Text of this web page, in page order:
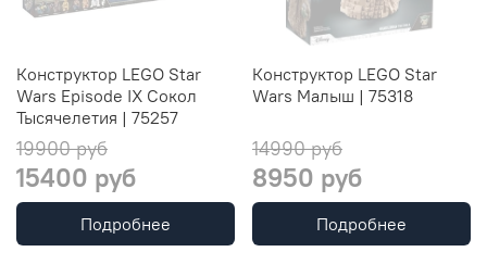
Конструктор LEGO Star
Wars Episode IX Сокол
Тысячелетия | 75257
19900 руб
15400 руб
Подробнее
Конструктор LEGO Star
Wars Малыш | 75318
14990 руб
8950 руб
Подробнее